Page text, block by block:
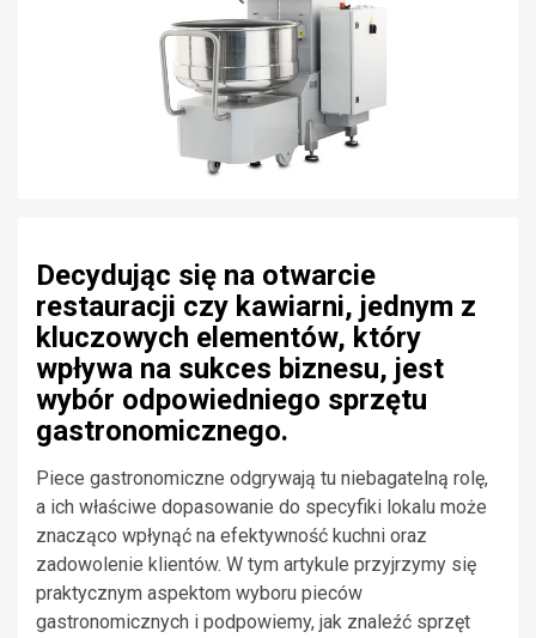
Decydując się na otwarcie
restauracji czy kawiarni, jednym z
kluczowych elementów, który
wpływa na sukces biznesu, jest
wybór odpowiedniego sprzętu
gastronomicznego.
Piece gastronomiczne odgrywają tu niebagatelną rolę,
a ich właściwe dopasowanie do specyfiki lokalu może
znacząco wpłynąć na efektywność kuchni oraz
zadowolenie klientów. W tym artykule przyjrzymy się
praktycznym aspektom wyboru pieców
gastronomicznych i podpowiemy, jak znaleźć sprzęt